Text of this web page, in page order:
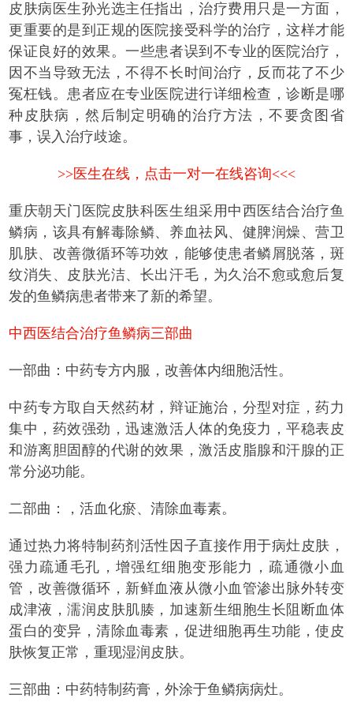
皮肤病医生孙光选主任指出，治疗费用只是一方面，
更重要的是到正规的医院接受科学的治疗，这样才能
保证良好的效果。一些患者误到不专业的医院治疗，
因不当导致无法，不得不长时间治疗，反而花了不少
冤枉钱。患者应在专业医院进行详细检查，诊断是哪
种皮肤病，然后制定明确的治疗方法，不要贪图省
事，误入治疗歧途。
>>医生在线，点击一对一在线咨询<<<
重庆朝天门医院皮肤科医生组采用中西医结合治疗鱼
鳞病，该具有解毒除鳞、养血祛风、健脾润燥、营卫
肌肤、改善微循环等功效，能够使患者鳞屑脱落，斑
纹消失、皮肤光洁、长出汗毛，为久治不愈或愈后复
发的鱼鳞病患者带来了新的希望。
中西医结合治疗鱼鳞病三部曲
一部曲：中药专方内服，改善体内细胞活性。
中药专方取自天然药材，辩证施治，分型对症，药力
集中，药效强劲，迅速激活人体的免疫力，平稳表皮
和游离胆固醇的代谢的效果，激活皮脂腺和汗腺的正
常分泌功能。
二部曲：，活血化瘀、清除血毒素。
通过热力将特制药剂活性因子直接作用于病灶皮肤，
强力疏通毛孔，增强红细胞变形能力，疏通微小血
管，改善微循环，新鲜血液从微小血管渗出脉外转变
成津液，濡润皮肤肌腠，加速新生细胞生长阻断血体
蛋白的变异，清除血毒素，促进细胞再生功能，使皮
肤恢复正常，重现湿润皮肤。
三部曲：中药特制药膏，外涂于鱼鳞病病灶。